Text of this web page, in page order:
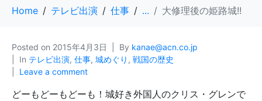
Home テレビ出演 仕事 ... 大修理後の姫路城!!
Posted on 2015年4月3日 By kanae@acn.co.jp
In テレビ出演, 仕事, 城めぐり , 戦国の歴史
Leave a comment
どーもどーもどーも！城好き外国人のクリス・グレンで